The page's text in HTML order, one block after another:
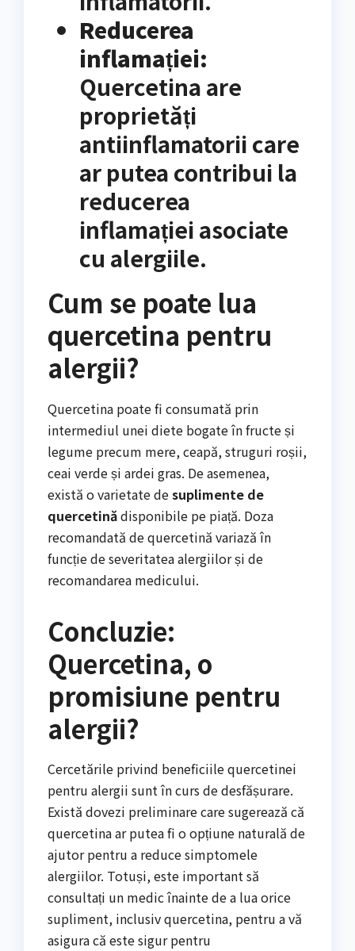
Reducerea
inflamației:
Quercetina are
proprietăți
antiinflamatorii care
ar putea contribui la
reducerea
inflamației asociate
cu alergiile.
Cum se poate lua
quercetina pentru
alergii?
Quercetina poate fi consumată prin
intermediul unei diete bogate în fructe și
legume precum mere, ceapă, struguri roșii,
ceai verde și ardei gras. De asemenea,
există o varietate desuplimente de
quercetinădisponibile pe piață. Doza
recomandată de quercetină variază în
funcție de severitatea alergiilor și de
recomandarea medicului.
Concluzie:
Quercetina, o
promisiune pentru
alergii?
Cercetările privind beneficiile quercetinei
pentru alergii sunt în curs de desfășurare.
Există dovezi preliminare care sugerează că
quercetina ar putea fi o opțiune naturală de
ajutor pentru a reduce simptomele
alergiilor. Totuși, este important să
consultați un medic înainte de a lua orice
supliment, inclusiv quercetina, pentru a vă
asigura că este sigur pentru